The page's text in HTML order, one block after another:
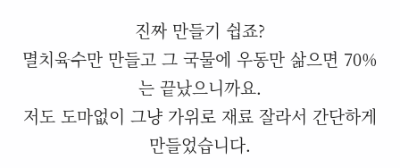
진짜 만들기 쉽죠?
멸치육수만 만들고 그 국물에 우동만 삶으면 70%
는 끝났으니까요.
저도 도마없이 그냥 가위로 재료 잘라서 간단하게
만들었습니다.